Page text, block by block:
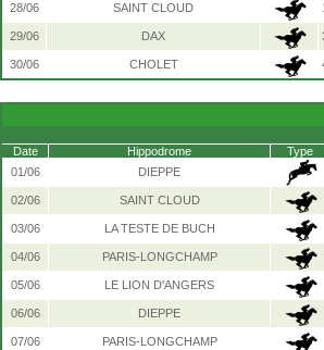
28/06 SAINT CLOUD
29/06 DAX
30/06 CHOLET
Date Hippodrome Type
01/06
DIEPPE
02/06 SAINT CLOUD
03/06 LA TESTE DE BUCH
04/06 PARIS-LONGCHAMP
05/06 LE LION D'ANGERS
06/06 DIEPPE
07/06 PARIS-LONGCHAMP